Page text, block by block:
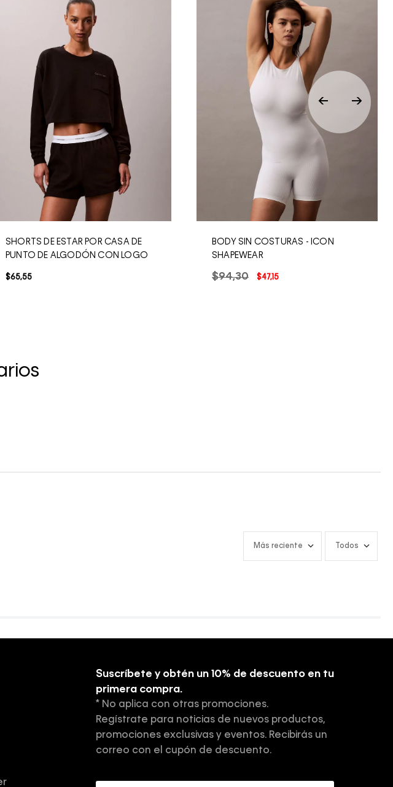
SHORTS DE ESTAR POR CASA DE
PUNTO DE ALGODÓN CON LOGO
$65,55
BODY SIN COSTURAS - ICON
SHAPEWEAR
$94,30 $47,15
Más reciente Todos
Suscríbete y obtén un 10% de descuento en tu
primera compra.
* No aplica con otras promociones.
Regístrate para noticias de nuevos productos,
promociones exclusivas y eventos. Recibirás un
correo con el cupón de descuento.